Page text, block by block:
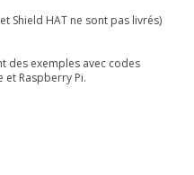
Shield HAT ne sont pas livrés)
des exemples avec codes
Raspberry Pi.